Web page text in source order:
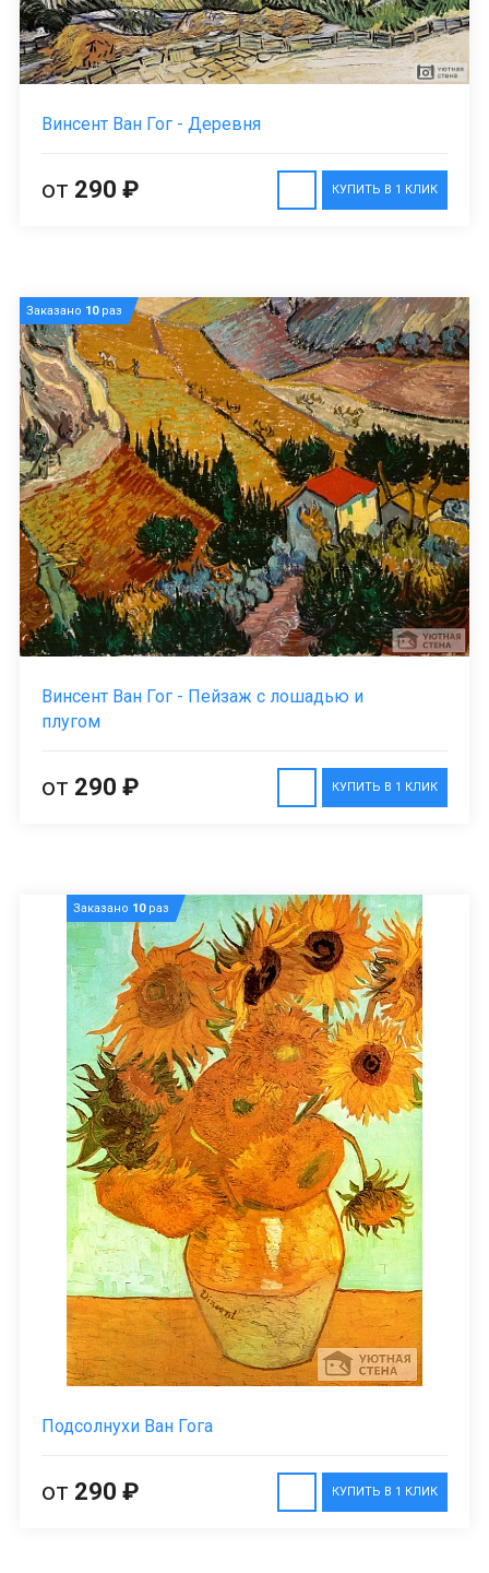
Винсент Ван Гог - Деревня
КУПИТЬ В 1 КЛИК
от 290 ₽
Заказано 10раз
Винсент Ван Гог - Пейзаж с лошадью и
плугом
КУПИТЬ В 1 КЛИК
от 290 ₽
Заказано 10раз
Подсолнухи Ван Гога
КУПИТЬ В 1 КЛИК
от 290 ₽